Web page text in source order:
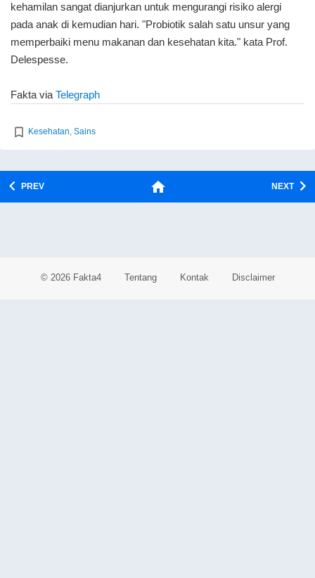
kehamilan sangat dianjurkan untuk mengurangi risiko alergi
pada anak di kemudian hari. "Probiotik salah satu unsur yang
memperbaiki menu makanan dan kesehatan kita." kata Prof.
Delespesse.
Fakta via Telegraph
Kesehatan, Sains
PREV NEXT
© 2026 Fakta4 Tentang Kontak Disclaimer